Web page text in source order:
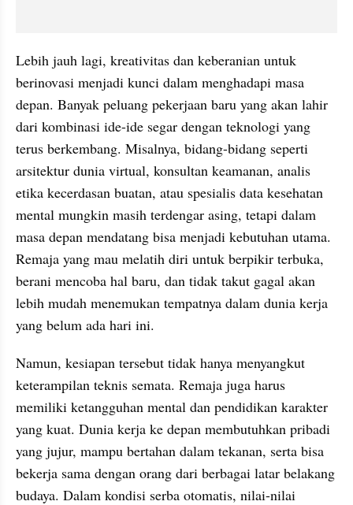
Lebih jauh lagi, kreativitas dan keberanian untuk
berinovasi menjadi kunci dalam menghadapi masa
depan. Banyak peluang pekerjaan baru yang akan lahir
dari kombinasi ide-ide segar dengan teknologi yang
terus berkembang. Misalnya, bidang-bidang seperti
arsitektur dunia virtual, konsultan keamanan, analis
etika kecerdasan buatan, atau spesialis data kesehatan
mental mungkin masih terdengar asing, tetapi dalam
masa depan mendatang bisa menjadi kebutuhan utama.
Remaja yang mau melatih diri untuk berpikir terbuka,
berani mencoba hal baru, dan tidak takut gagal akan
lebih mudah menemukan tempatnya dalam dunia kerja
yang belum ada hari ini.
Namun, kesiapan tersebut tidak hanya menyangkut
keterampilan teknis semata. Remaja juga harus
memiliki ketangguhan mental dan pendidikan karakter
yang kuat. Dunia kerja ke depan membutuhkan pribadi
yang jujur, mampu bertahan dalam tekanan, serta bisa
bekerja sama dengan orang dari berbagai latar belakang
budaya. Dalam kondisi serba otomatis, nilai-nilai